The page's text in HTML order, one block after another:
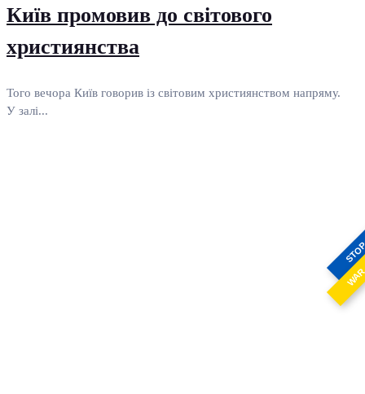
Київ промовив до світового
християнства
Того вечора Київ говорив із світовим християнством напряму.
У залі...